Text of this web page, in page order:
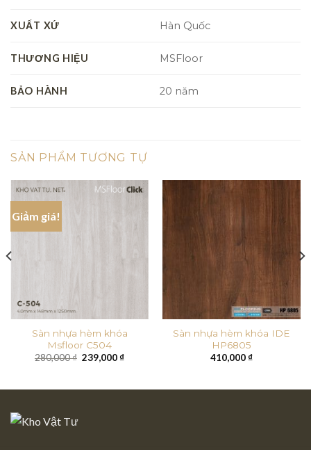
XUẤT XỨ Hàn Quốc
THƯƠNG HIỆU MSFloor
BẢO HÀNH 20 năm
SẢN PHẨM TƯƠNG TỰ
Giảm giá!
Sàn nhựa hèm khóa
Msfloor C504
280,000₫ Giá
239,000₫Giá
239,000 ₫.
Sàn nhựa hèm khóa IDE
HP6805
410,000₫